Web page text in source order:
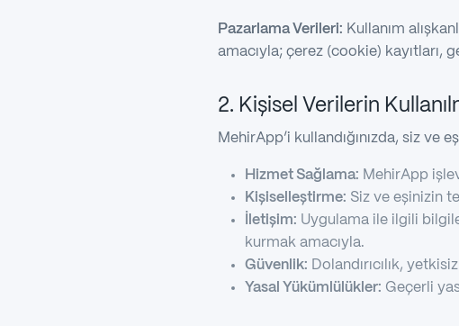
Pazarlama Verileri: Kullanım
amacıyla; çerez (cookie) kayıtları,
2. Kişisel Verilerin
MehirApp’i kullandığınızda, siz ve
Hizmet Sağlama: MehirApp
Kişiselleştirme: Siz ve eşinizin
İletişim: Uygulama ile ilgili
kurmak amacıyla.
Güvenlik: Dolandırıcılık,
Yasal Yükümlülükler: Geçerli